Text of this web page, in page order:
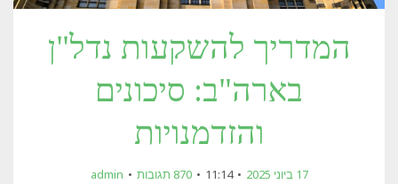
המדריך להשקעות נדל"ן
בארה"ב: סיכונים
והזדמנויות
17 ביוני 2025 11:14 870 תגובות admin